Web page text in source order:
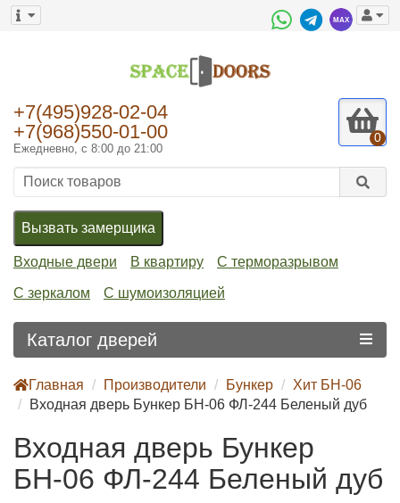
+7(495)928-02-04
+7(968)550-01-00
Ежедневно, с 8:00 до 21:00
0
Вызвать замерщика
Входные двери В квартиру С терморазрывом
С зеркалом С шумоизоляцией
Каталог дверей
Главная Производители Бункер
Хит БН-06
Входная дверь Бункер БН-06 ФЛ-244 Беленый дуб
Входная дверь Бункер
БН-06 ФЛ-244 Беленый дуб